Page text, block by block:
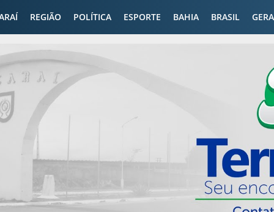
REGIÃO POLÍTICA ESPORTE BAHIA BRASIL